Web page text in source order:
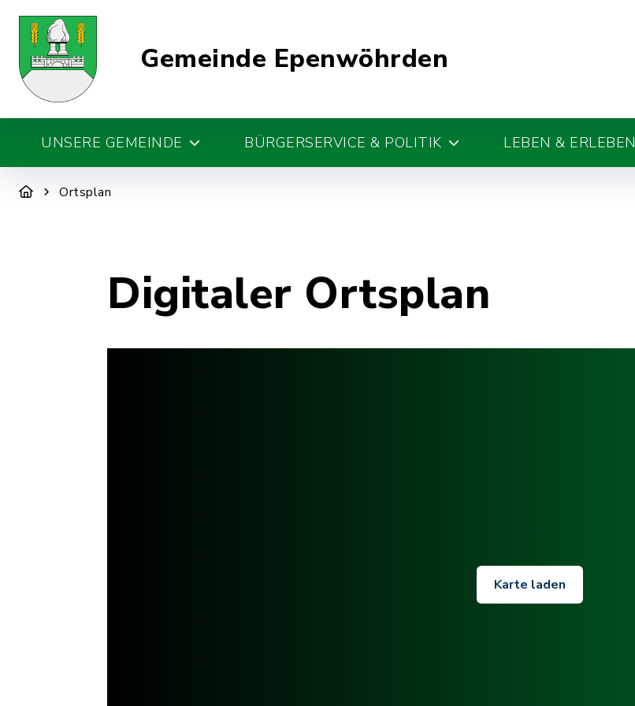
Gemeinde Epenwöhrden
UNSERE GEMEINDE BÜRGERSERVICE & POLITIK LEBEN & ERLEBEN
Ortsplan
Digitaler Ortsplan
Karte laden